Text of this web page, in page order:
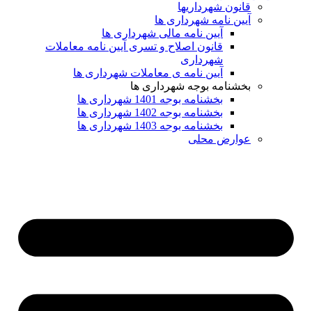
قانون شهرداریها
آیین نامه شهرداری ها
آیین نامه مالی شهرداری ها
قانون اصلاح و تسری آیین نامه معاملات
آیین نامه ی معاملات شهرداری ها
بخشنامه بوجه شهرداری ها
بخشنامه بوجه 1401 شهرداری ها
بخشنامه بوجه 1402 شهرداری ها
بخشنامه بوجه 1403 شهرداری ها
عوارض محلی